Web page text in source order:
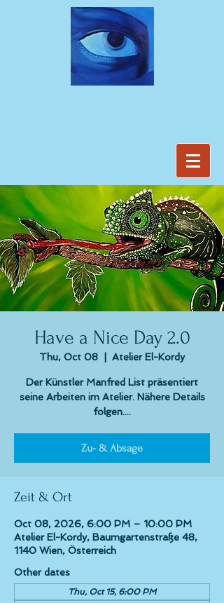
Have a Nice Day 2.0
Thu, Oct 08 Atelier El-Kordy
Der Künstler Manfred List präsentiert
seine Arbeiten im Atelier. Nähere Details
folgen....
Zu- & Absage
Zeit & Ort
Oct 08, 2026, 6:00 PM – 10:00 PM
Atelier El-Kordy, Baumgartenstraße 48,
1140 Wien, Österreich
Other dates
Thu, Oct 15, 6:00 PM